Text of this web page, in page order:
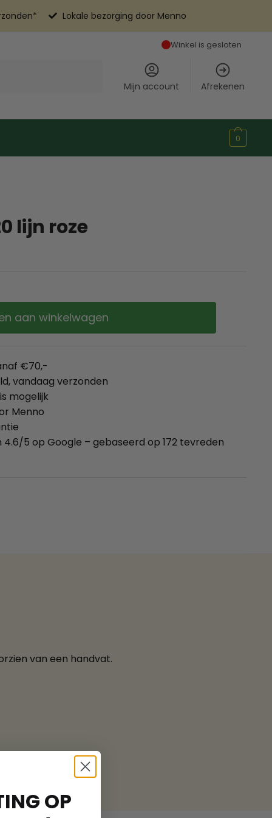
Lokale bezorging door Menno
Winkel is gesloten
Mijn account Afrekenen
0
lijn roze
aan winkelwagen
€70,-
vandaag verzonden
mogelijk
Menno
5 op Google – gebaseerd op 172 tevreden
van een handvat.
OP